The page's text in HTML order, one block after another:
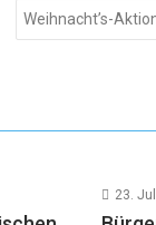
Weihnacht’s-
23.